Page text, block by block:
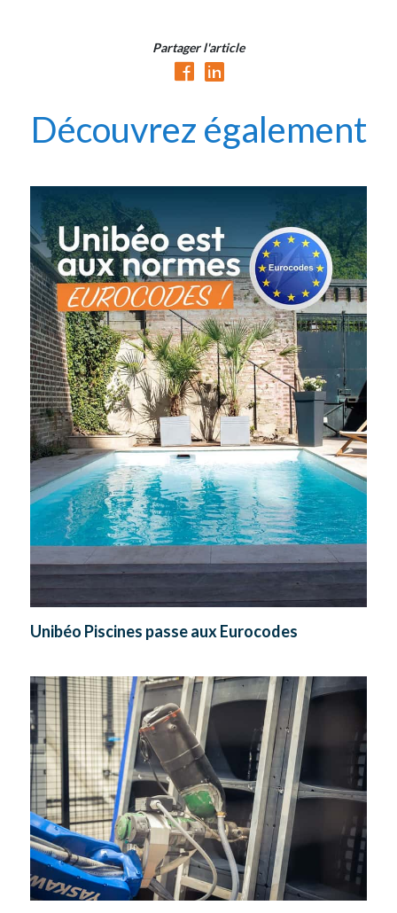
Partager l'article
Découvrez également
Unibéo Piscines passe aux Eurocodes